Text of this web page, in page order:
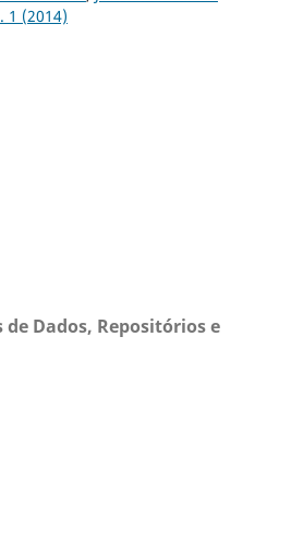
1 (2014)
Dados, Repositórios e